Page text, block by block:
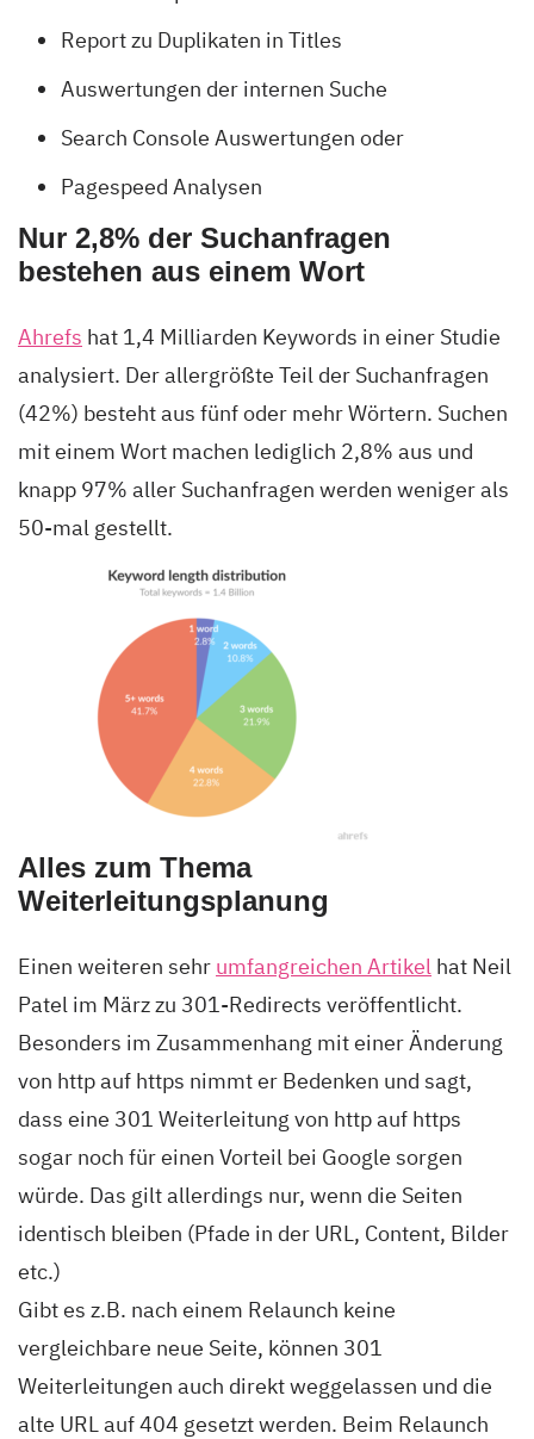
Report zu Duplikaten in Titles
Auswertungen der internen Suche
Search Console Auswertungen oder
Pagespeed Analysen
Nur 2,8% der Suchanfragen
bestehen aus einem Wort
Ahrefs hat 1,4 Milliarden Keywords in einer Studie
analysiert. Der allergrößte Teil der Suchanfragen
(42%) besteht aus fünf oder mehr Wörtern. Suchen
mit einem Wort machen lediglich 2,8% aus und
knapp 97% aller Suchanfragen werden weniger als
50-mal gestellt.
Alles zum Thema
Weiterleitungsplanung
Einen weiteren sehr umfangreichen Artikel hat Neil
Patel im März zu 301-Redirects veröffentlicht.
Besonders im Zusammenhang mit einer Änderung
von http auf https nimmt er Bedenken und sagt,
dass eine 301 Weiterleitung von http auf https
sogar noch für einen Vorteil bei Google sorgen
würde. Das gilt allerdings nur, wenn die Seiten
identisch bleiben (Pfade in der URL, Content, Bilder
etc.)
Gibt es z.B. nach einem Relaunch keine
vergleichbare neue Seite, können 301
Weiterleitungen auch direkt weggelassen und die
alte URL auf 404 gesetzt werden. Beim Relaunch